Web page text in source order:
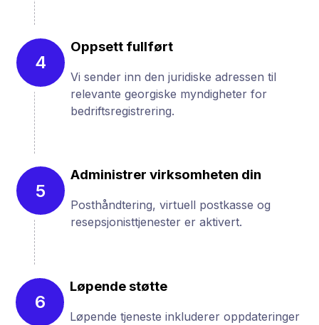
4
Oppsett fullført
Vi sender inn den juridiske adressen til
relevante georgiske myndigheter for
bedriftsregistrering.
5
Administrer virksomheten din
Posthåndtering, virtuell postkasse og
resepsjonisttjenester er aktivert.
6
Løpende støtte
Løpende tjeneste inkluderer oppdateringer